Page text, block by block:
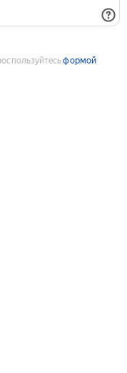
формой